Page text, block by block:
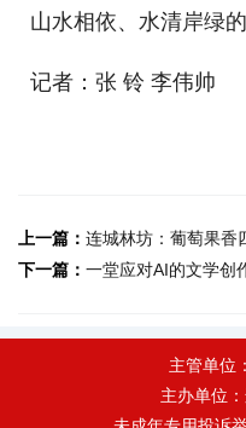
山水相依、水清岸绿
记者：张 铃 李伟帅
上一篇： 连城林坊：葡萄果香
下一篇： 一堂应对AI的文学创
主管单位
主办单位